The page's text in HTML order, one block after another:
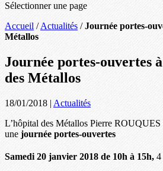
Sélectionner une page
Accueil /Actualités /Journée portes-
Métallos
Journée portes-ouvertes
des Métallos
18/01/2018 | Actualités
L’hôpital des Métallos Pierre
une journée portes-ouvertes
Samedi 20 janvier 2018 de 10h à 15h, 4